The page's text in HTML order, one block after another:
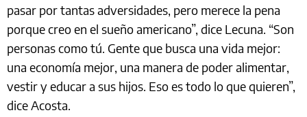
pasar por tantas adversidades, pero merece la pena
porque creo en el sueño americano”, dice Lecuna. “Son
personas como tú. Gente que busca una vida mejor:
una economía mejor, una manera de poder alimentar,
vestir y educar a sus hijos. Eso es todo lo que quieren”,
dice Acosta.